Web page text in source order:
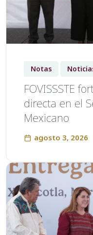
Notas
FOVISSSTE
directa en el
Mexicano
agosto 3, 2026